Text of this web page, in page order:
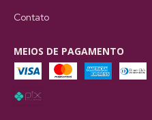
Contato
MEIOS DE PAGAMENTO